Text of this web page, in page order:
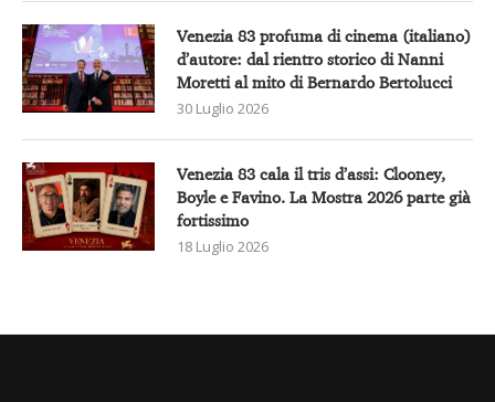
Venezia 83 profuma di cinema (italiano)
d’autore: dal rientro storico di Nanni
Moretti al mito di Bernardo Bertolucci
30 Luglio 2026
Venezia 83 cala il tris d’assi: Clooney,
Boyle e Favino. La Mostra 2026 parte già
fortissimo
18 Luglio 2026